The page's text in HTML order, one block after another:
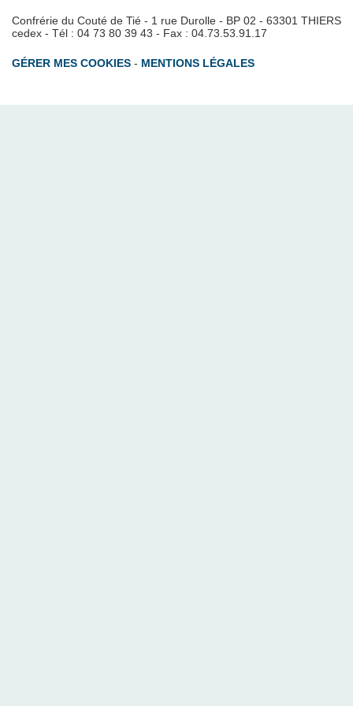
Confrérie du Couté de Tié - 1 rue Durolle - BP 02 - 63301 THIERS
cedex - Tél : 04 73 80 39 43 - Fax : 04.73.53.91.17
GÉRER MES COOKIES - MENTIONS LÉGALES